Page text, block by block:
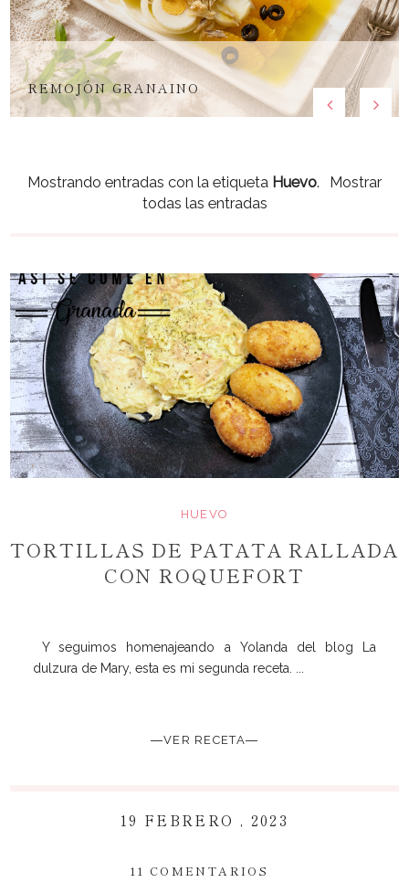
REMOJÓN GRANAINO
Mostrando entradas con la etiqueta Huevo.
Mostrar
todas las entradas
HUEVO
TORTILLAS DE PATATA RALLADA
CON ROQUEFORT
Y seguimos homenajeando a Yolanda del blog La
dulzura de Mary, esta es mi segunda receta. ...
―VER RECETA―
19 FEBRERO , 2023
11 COMENTARIOS